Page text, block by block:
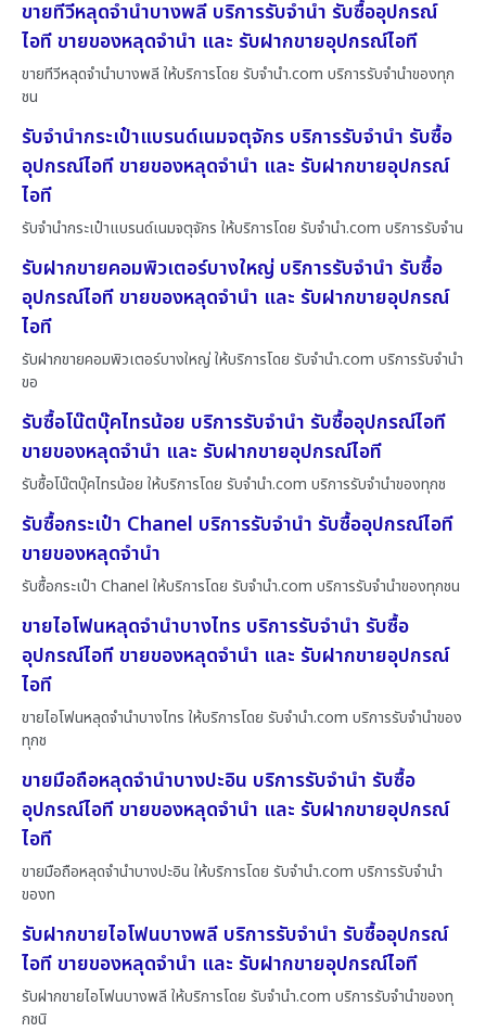
ขายทีวีหลุดจำนำบางพลี บริการรับจำนำ รับซื้ออุปกรณ์
ไอที ขายของหลุดจำนำ และ รับฝากขายอุปกรณ์ไอที
ขายทีวีหลุดจำนำบางพลี ให้บริการโดย รับจํานํา.com บริการรับจำนำของทุก
ชน
รับจำนำกระเป๋าแบรนด์เนมจตุจักร บริการรับจำนำ รับซื้อ
อุปกรณ์ไอที ขายของหลุดจำนำ และ รับฝากขายอุปกรณ์
ไอที
รับจำนำกระเป๋าแบรนด์เนมจตุจักร ให้บริการโดย รับจํานํา.com บริการรับจำน
รับฝากขายคอมพิวเตอร์บางใหญ่ บริการรับจำนำ รับซื้อ
อุปกรณ์ไอที ขายของหลุดจำนำ และ รับฝากขายอุปกรณ์
ไอที
รับฝากขายคอมพิวเตอร์บางใหญ่ ให้บริการโดย รับจํานํา.com บริการรับจำนำ
ขอ
รับซื้อโน๊ตบุ๊คไทรน้อย บริการรับจำนำ รับซื้ออุปกรณ์ไอที
ขายของหลุดจำนำ และ รับฝากขายอุปกรณ์ไอที
รับซื้อโน๊ตบุ๊คไทรน้อย ให้บริการโดย รับจํานํา.com บริการรับจำนำของทุกช
รับซื้อกระเป๋า Chanel บริการรับจำนำ รับซื้ออุปกรณ์ไอที
ขายของหลุดจำนำ
รับซื้อกระเป๋า Chanel ให้บริการโดย รับจํานํา.com บริการรับจำนำของทุกชน
ขายไอโฟนหลุดจำนำบางไทร บริการรับจำนำ รับซื้อ
อุปกรณ์ไอที ขายของหลุดจำนำ และ รับฝากขายอุปกรณ์
ไอที
ขายไอโฟนหลุดจำนำบางไทร ให้บริการโดย รับจํานํา.com บริการรับจำนำของ
ทุกช
ขายมือถือหลุดจำนำบางปะอิน บริการรับจำนำ รับซื้อ
อุปกรณ์ไอที ขายของหลุดจำนำ และ รับฝากขายอุปกรณ์
ไอที
ขายมือถือหลุดจำนำบางปะอิน ให้บริการโดย รับจํานํา.com บริการรับจำนำ
ของท
รับฝากขายไอโฟนบางพลี บริการรับจำนำ รับซื้ออุปกรณ์
ไอที ขายของหลุดจำนำ และ รับฝากขายอุปกรณ์ไอที
รับฝากขายไอโฟนบางพลี ให้บริการโดย รับจํานํา.com บริการรับจำนำของทุ
กชนิ